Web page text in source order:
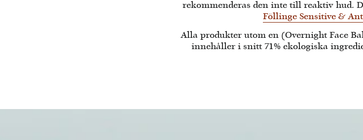
rekommenderas den inte till reaktiv hud.
Föllinge Sensitive &
Alla produkter utom en (Overnight Face
innehåller i snitt 71% ekologiska